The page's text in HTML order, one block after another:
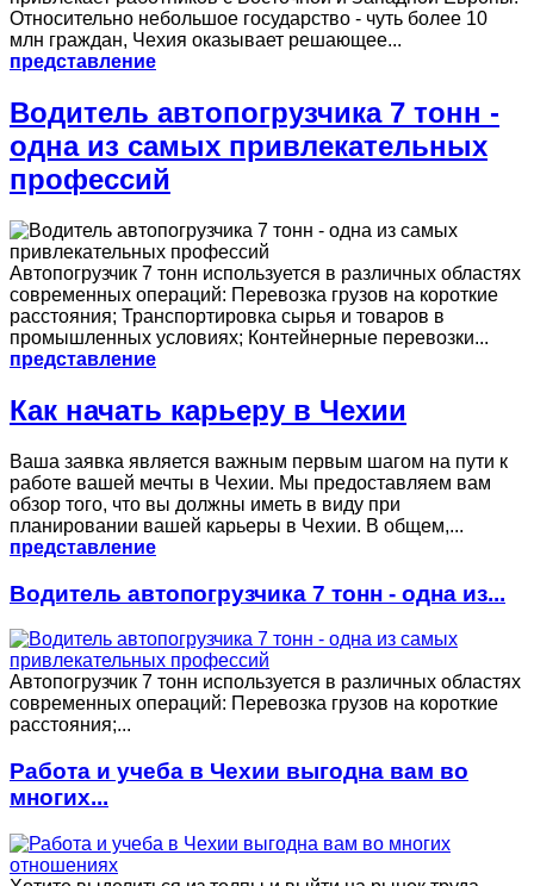
Относительно небольшое государство - чуть более 10
млн граждан, Чехия оказывает решающее...
представление
Водитель автопогрузчика 7 тонн -
одна из самых привлекательных
профессий
Автопогрузчик 7 тонн используется в различных областях
современных операций: Перевозка грузов на короткие
расстояния; Транспортировка сырья и товаров в
промышленных условиях; Контейнерные перевозки...
представление
Как начать карьеру в Чехии
Ваша заявка является важным первым шагом на пути к
работе вашей мечты в Чехии. Мы предоставляем вам
обзор того, что вы должны иметь в виду при
планировании вашей карьеры в Чехии. В общем,...
представление
Водитель автопогрузчика 7 тонн - одна из...
Автопогрузчик 7 тонн используется в различных областях
современных операций: Перевозка грузов на короткие
расстояния;...
Работа и учеба в Чехии выгодна вам во
многих...